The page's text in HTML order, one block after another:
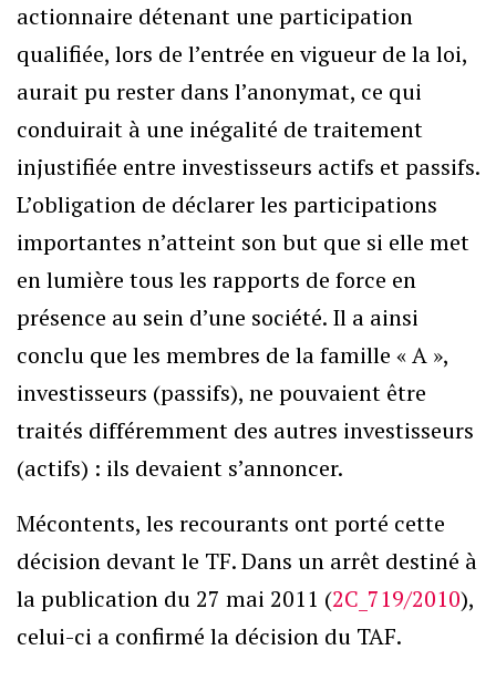
actionnaire détenant une participation
qualifiée, lors de l’entrée en vigueur de la loi,
aurait pu rester dans l’anonymat, ce qui
conduirait à une inégalité de traitement
injustifiée entre investisseurs actifs et passifs.
L’obligation de déclarer les participations
importantes n’atteint son but que si elle met
en lumière tous les rapports de force en
présence au sein d’une société. Il a ainsi
conclu que les membres de la famille « A »,
investisseurs (passifs), ne pouvaient être
traités différemment des autres investisseurs
(actifs) : ils devaient s’annoncer.
Mécontents, les recourants ont porté cette
décision devant le TF. Dans un arrêt destiné à
la publication du 27 mai 2011 (2C_719/2010),
celui-ci a confirmé la décision du TAF.